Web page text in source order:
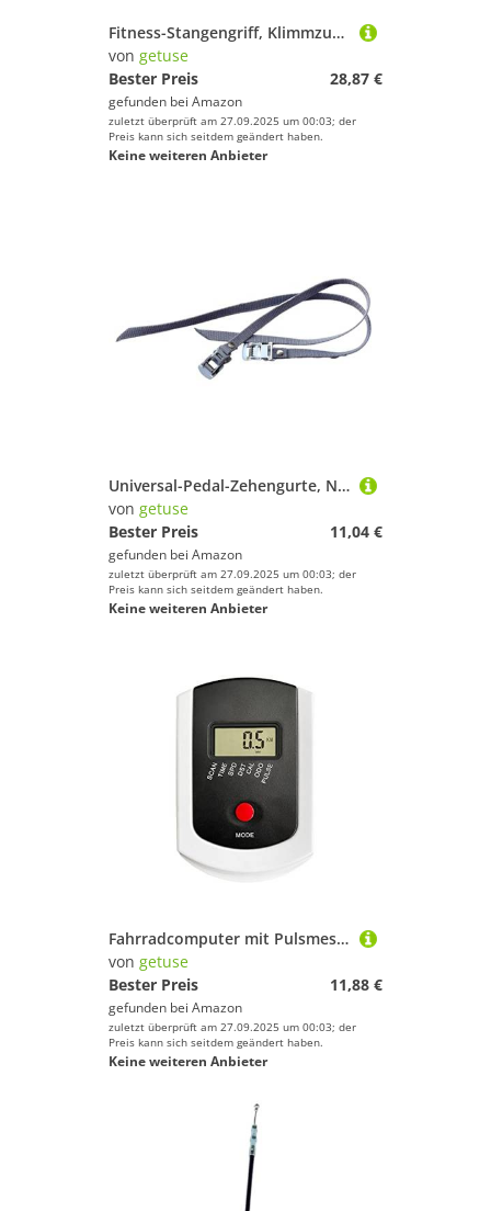
Fitness-Stangengriff, Klimmzuggriffe, multifunktionale, abgewinkelte Griffe, robuste Stretch-Befestigung für Klimmzugstangen, Langhanteln und Widerstandsbänder, Schwarz, 2 Stück
von getuse
Bester Preis
28,87 €
gefunden bei Amazon
zuletzt überprüft am 27.09.2025 um 00:03; der
Preis kann sich seitdem geändert haben.
Keine weiteren Anbieter
Universal-Pedal-Zehengurte, Nylon, 50 x 1,3 cm, verstellbar, für Heimtrainer, Radfahren, Workout, Grau, 1 Paar
von getuse
Bester Preis
11,04 €
gefunden bei Amazon
zuletzt überprüft am 27.09.2025 um 00:03; der
Preis kann sich seitdem geändert haben.
Keine weiteren Anbieter
Fahrradcomputer mit Pulsmesser für stationäre Heimtrainer, digitaler Tacho Tracking Zeit Geschwindigkeit Entfernung Kalorien
von getuse
Bester Preis
11,88 €
gefunden bei Amazon
zuletzt überprüft am 27.09.2025 um 00:03; der
Preis kann sich seitdem geändert haben.
Keine weiteren Anbieter